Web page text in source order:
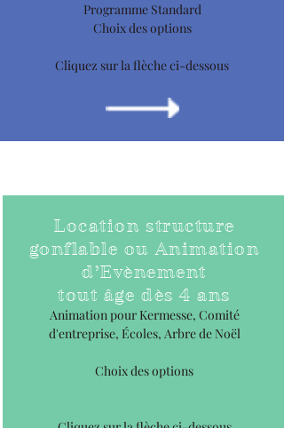
Programme Standard
Choix des options
Cliquez sur la flèche ci-dessous
Location structure
gonflable ou Animation
d’Evènement
tout âge dès 4 ans
Animation pour Kermesse, Comité
d'entreprise, Écoles, Arbre de Noël
Choix des options